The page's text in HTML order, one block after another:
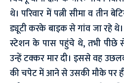
थे। परिवार में पत्नी सीमा व तीन
ड्यूटी करके बाइक से गांव जा रहे थे।
स्टेशन के पास पहुंचे थे, तभी पीछे
उन्हें टक्कर मार दी। इससे वह
की चपेट में आने से उसकी मौके पर ही